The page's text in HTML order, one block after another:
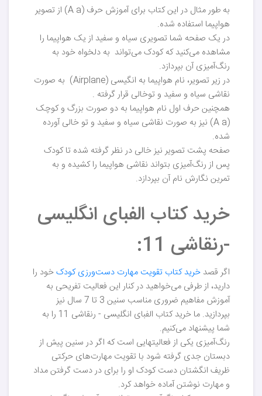
به طور مثال در این کتاب برای آموزش حرف (A a) از تصویر
هواپیما استفاده شده.
در یک صفحه شما تصویری سیاه و سفید از یک هواپیما را
مشاهده می‌کنید که کودک می‌تواند به دلخواه خود به
رنگ‌آمیزی آن بپردازد.
در زیر تصویر، نام هواپیما به انگیسی (Airplane) به صورت
نقاشی سیاه و سفید و توخالی قرار گرفته .
همچنین حرف اول نام هواپیما به دو صورت بزرگ و کوچک
(A a) نیز به صورت نقاشی سیاه و سفید و تو خالی آورده
شده.
صفحه پشت تصویر نیز خالی در نظر گرفته شده تا کودک
پس از رنگ‌آمیزی بتواند نقاشی هواپیما را کشیده و به
تمرین نگارش نام آن بپردازد.
خرید کتاب الفبای انگلیسی
-رنقاشی 11:
اگر قصد خرید کتاب تقویت مهارت دست‌ورزی کودکخود را
دارید، از طرفی می‌خواهید در کنار این فعالیت تفریحی به
آموزش مفاهیم ضروری مناسب سنین 3 تا 7 سال نیز
بپردازید. ما خرید کتاب الفبای انگلیسی - رنقاشی 11 را به
شما پیشنهاد می‌کنیم.
رنگ‌آمیزی یکی از فعالیتهایی است که اگر در سنین پیش‌ از
دبستان جدی گرفته شود با تقویت مهارت‌های حرکتی
ظریف انگشتان دست کودک او را برای در دست گرفتن مداد
و مهارت نوشتن آماده خواهد کرد.